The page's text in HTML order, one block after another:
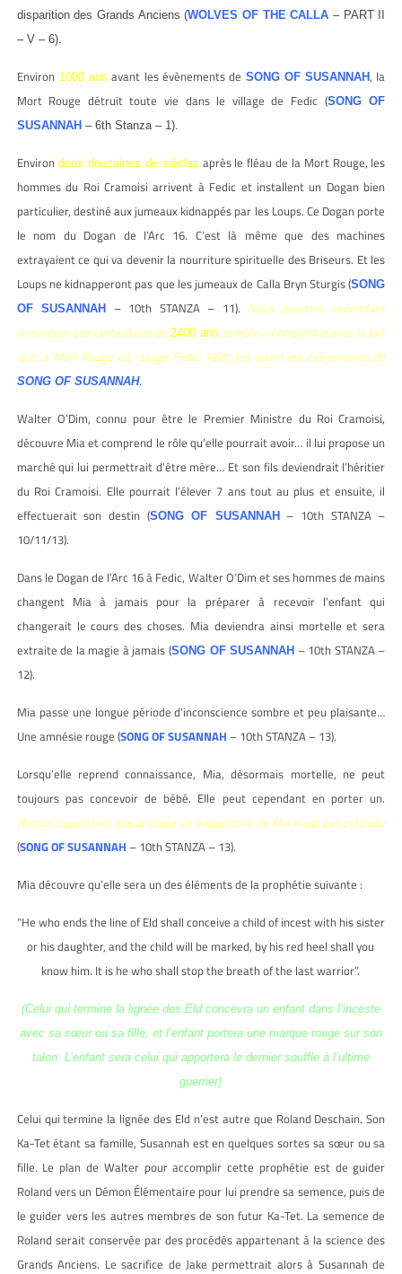
disparition des Grands Anciens(WOLVES OF THE CALLA – PART II
– V – 6).
Environ 1000 ans avant les évènements de SONG OF SUSANNAH, la
Mort Rouge détruit toute vie dans le village de Fedic (SONG OF
SUSANNAH – 6th Stanza – 1).
Environ deux douzaines de siècles après le fléau de la Mort Rouge, les
hommes du Roi Cramoisi arrivent à Fedic et installent un Dogan bien
particulier, destiné aux jumeaux kidnappés par les Loups. Ce Dogan porte
le nom du Dogan de l’Arc 16. C’est là même que des machines
extrayaient ce qui va devenir la nourriture spirituelle des Briseurs. Et les
Loups ne kidnapperont pas que les jumeaux de Calla Bryn Sturgis (SONG
OF SUSANNAH
– 10th STANZA – 11). Nous pouvons cependant
remarquer que cette durée de 2400 ans semble incompatible avec le fait
que la Mort Rouge ait ravagé Fedic 1000 ans avant les événements de
SONG OF SUSANNAH.
Walter O’Dim, connu pour être le Premier Ministre du Roi Cramoisi,
découvre Mia et comprend le rôle qu’elle pourrait avoir… il lui propose un
marché qui lui permettrait d’être mère… Et son fils deviendrait l’héritier
du Roi Cramoisi. Elle pourrait l’élever 7 ans tout au plus et ensuite, il
effectuerait son destin (SONG OF SUSANNAH– 10th STANZA –
10/11/13).
Dans le Dogan de l’Arc 16 à Fedic, Walter O’Dim et ses hommes de mains
changent Mia à jamais pour la préparer à recevoir l’enfant qui
changerait le cours des choses. Mia deviendra ainsi mortelle et sera
extraite de la magie à jamais (SONG OF SUSANNAH – 10th STANZA –
12).
Mia passe une longue période d’inconscience sombre et peu plaisante…
Une amnésie rouge (SONG OF SUSANNAH – 10th STANZA – 13).
Lorsqu’elle reprend connaissance, Mia, désormais mortelle, ne peut
toujours pas concevoir de bébé. Elle peut cependant en porter un.
Notons cependant que la durée de préparation de Mia n’est pas précisée
(SONG OF SUSANNAH – 10th STANZA – 13).
Mia découvre qu’elle sera un des éléments de la prophétie suivante :
“He who ends the line of Eld shall conceive a child of incest with his sister
or his daughter, and the child will be marked, by his red heel shall you
know him. It is he who shall stop the breath of the last warrior”.
(Celui qui termine la lignée des Eld concevra un enfant dans l’inceste
avec sa sœur ou sa fille, et l’enfant portera une marque rouge sur son
talon. L’enfant sera celui qui apportera le dernier souffle à l’ultime
guerrier)
Celui qui termine la lignée des Eld n’est autre que Roland Deschain. Son
Ka-Tet étant sa famille, Susannah est en quelques sortes sa sœur ou sa
fille. Le plan de Walter pour accomplir cette prophétie est de guider
Roland vers un Démon Élémentaire pour lui prendre sa semence, puis de
le guider vers les autres membres de son futur Ka-Tet. La semence de
Roland serait conservée par des procédés appartenant à la science des
Grands Anciens. Le sacrifice de Jake permettrait alors à Susannah de